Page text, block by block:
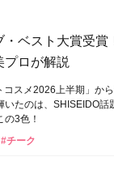
・ベスト大賞受
プロが解説
コスメ2026上半期」か
いたのは、SHISEIDO
の3色！
#チーク